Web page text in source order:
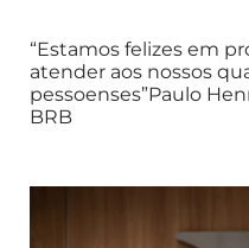
“Estamos felizes em
atender aos nossos
pessoenses”Paulo
BRB